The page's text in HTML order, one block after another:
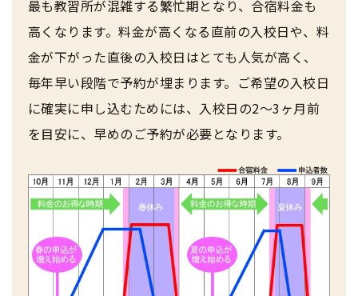
合宿免許 よくある質問
まるわかり！合宿免許Q＆A
合宿に関わる料金について
合宿費用のお支払いについて
合宿免許に必要な持ち物
合宿免許 体験談・口コミ
合宿免許よくある質問
まるわかり！合宿免許Q＆A
最も教習所が混雑する繁忙期となり、合宿料金も
高くなります。料金が高くなる直前の入校日や、料
金が下がった直後の入校日はとても人気が高く、
毎年早い段階で予約が埋まります。ご希望の入校日
に確実に申し込むためには、入校日の2～3ヶ月前
を目安に、早めのご予約が必要となります。